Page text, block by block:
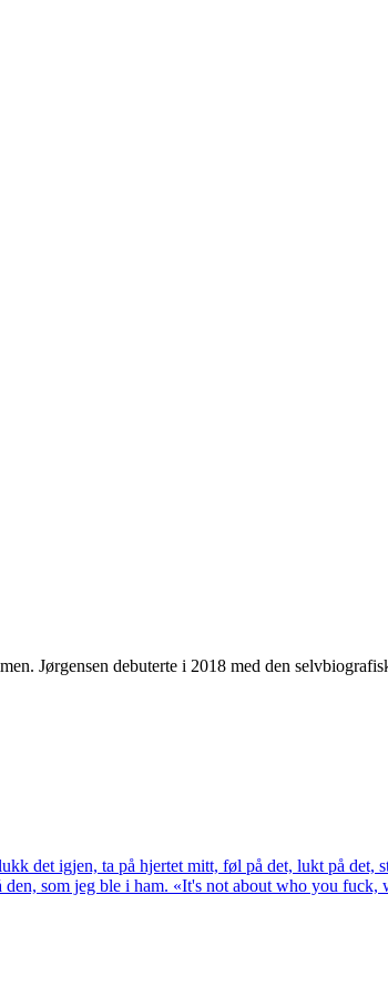
Jørgensen debuterte i 2018 med den
det igjen, ta på hjertet mitt, føl på det, lukt på det,
som jeg ble i ham. «It's not about who you